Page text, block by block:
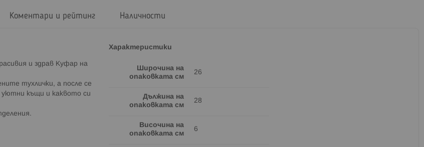
и здрав Куфар на
тухлички, а после се
уютни къщи и каквото си
Характеристики
Широчина на
опаковката см
26
Дължина на
опаковката см
28
Височина на
опаковката см
6
Коментари и рейтинг Наличности